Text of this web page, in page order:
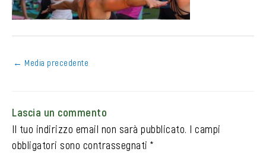
← Media precedente
Lascia un commento
Il tuo indirizzo email non sarà pubblicato. I campi
obbligatori sono contrassegnati *